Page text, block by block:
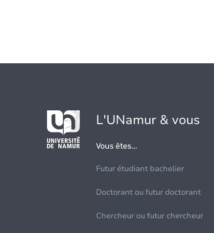
L'UNamur & vous
Vous êtes...
Futur étudiant bachelier
Doctorant ou futur doctorant
Chercheur ou futur chercheur